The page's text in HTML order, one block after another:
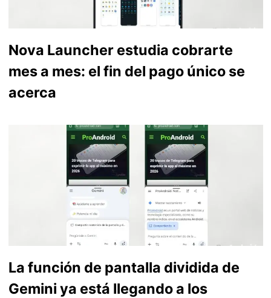
Nova Launcher estudia cobrarte
mes a mes: el fin del pago único se
acerca
La función de pantalla dividida de
Gemini ya está llegando a los